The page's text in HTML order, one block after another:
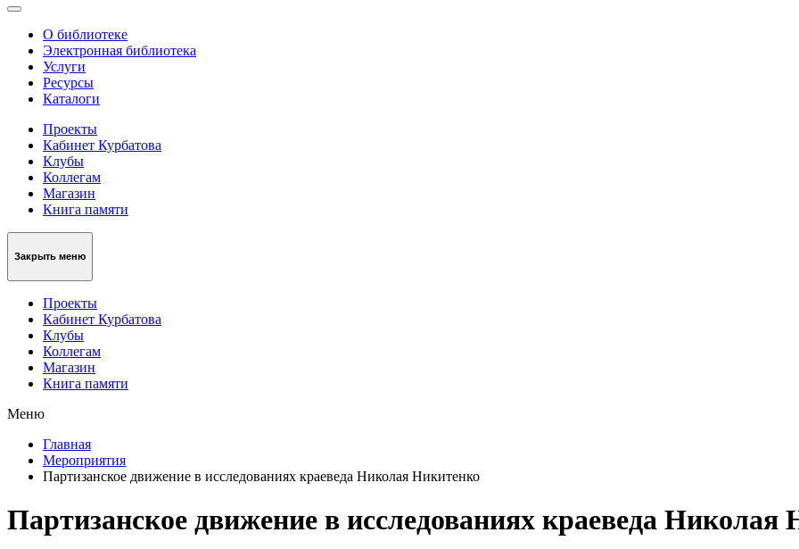
О библиотеке
Электронная библиотека
Услуги
Ресурсы
Каталоги
Проекты
Кабинет Курбатова
Клубы
Коллегам
Магазин
Книга памяти
Закрыть меню
Проекты
Кабинет Курбатова
Клубы
Коллегам
Магазин
Книга памяти
Меню
Главная
Мероприятия
Партизанское движение в исследованиях краеведа Николая Никитенко
Партизанское движение в исследованиях краеведа Николая